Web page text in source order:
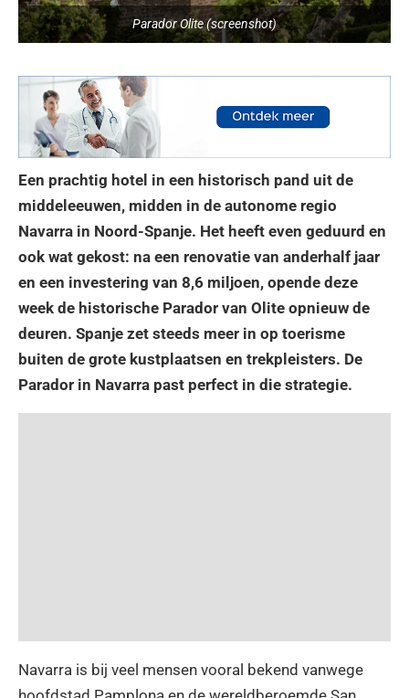
Parador Olite (screenshot)
Een prachtig hotel in een historisch pand uit de
middeleeuwen, midden in de autonome regio
Navarra in Noord-Spanje. Het heeft even geduurd en
ook wat gekost: na een renovatie van anderhalf jaar
en een investering van 8,6 miljoen, opende deze
week de historische Parador van Olite opnieuw de
deuren. Spanje zet steeds meer in op toerisme
buiten de grote kustplaatsen en trekpleisters. De
Parador in Navarra past perfect in die strategie.
Navarra is bij veel mensen vooral bekend vanwege